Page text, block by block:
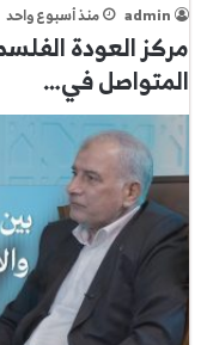
admin منذ أسبوع واحد
مركز العودة
المتواصل في…